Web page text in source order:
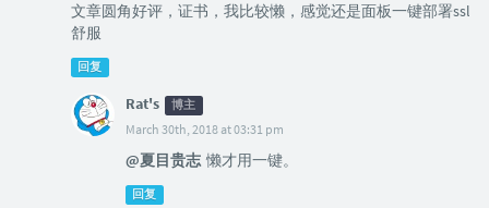
文章圆角好评，证书，我比较懒，感觉还是面板一键部署ssl
舒服
回复
Rat's 博主
March 30th, 2018 at 03:31 pm
@夏目贵志 懒才用一键。
回复